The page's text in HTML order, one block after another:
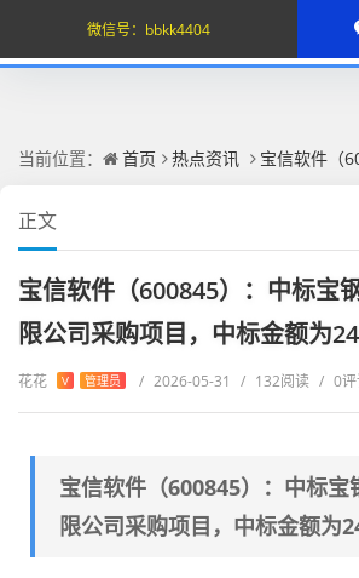
当前位置： 首页 热点资讯 宝信软件（600845）：中标宝钢德
正文
宝信软件（600845）：中标宝
限公司采购项目，中标金额为
花花 V 管理员 / 2026-05-31 / 132阅读 / 0
宝信软件（600845）：中标宝
限公司采购项目，中标金额为
微信号： bbkk4404